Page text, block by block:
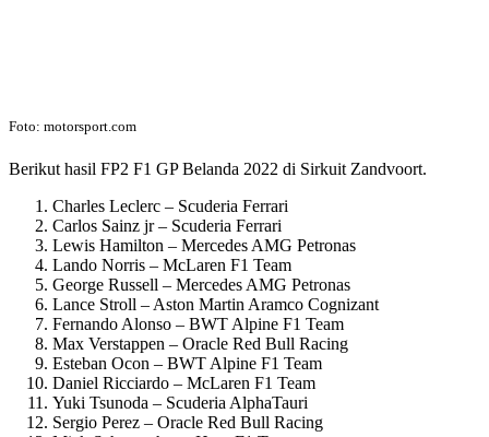
Foto: motorsport.com
Berikut hasil FP2 F1 GP Belanda 2022 di Sirkuit Zandvoort.
Charles Leclerc – Scuderia Ferrari
Carlos Sainz jr – Scuderia Ferrari
Lewis Hamilton – Mercedes AMG Petronas
Lando Norris – McLaren F1 Team
George Russell – Mercedes AMG Petronas
Lance Stroll – Aston Martin Aramco Cognizant
Fernando Alonso – BWT Alpine F1 Team
Max Verstappen – Oracle Red Bull Racing
Esteban Ocon – BWT Alpine F1 Team
Daniel Ricciardo – McLaren F1 Team
Yuki Tsunoda – Scuderia AlphaTauri
Sergio Perez – Oracle Red Bull Racing